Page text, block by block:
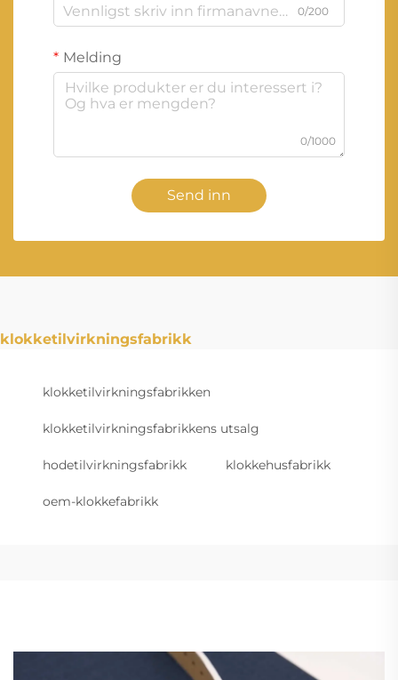
0/200
Melding
0/1000
Send inn
klokketilvirkningsfabrikk
klokketilvirkningsfabrikken
klokketilvirkningsfabrikkens utsalg
hodetilvirkningsfabrikk klokkehusfabrikk
oem-klokkefabrikk